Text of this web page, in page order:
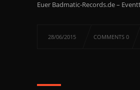
Euer Badmatic-Records.de –
28/06/2015 COMMENTS 0